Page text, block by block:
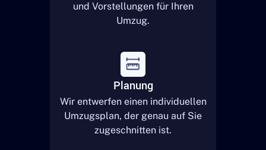
und Vorstellungen für Ihren
Umzug.
Planung
Wir entwerfen einen individuellen
Umzugsplan, der genau auf Sie
zugeschnitten ist.